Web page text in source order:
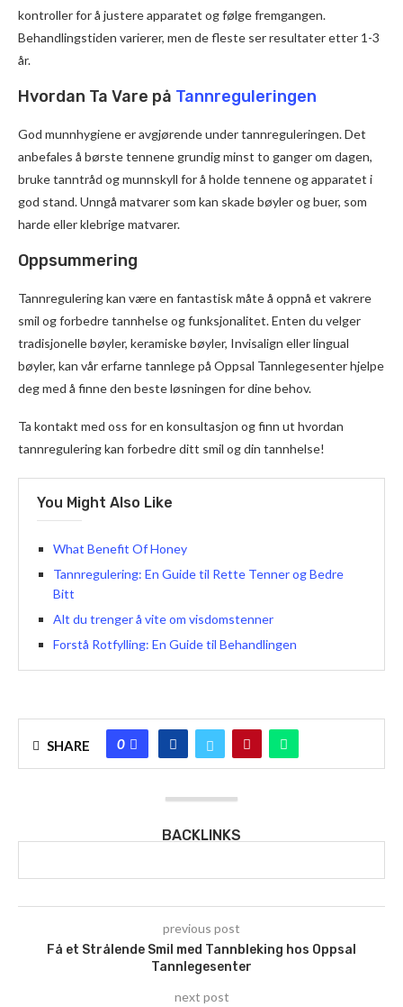
kontroller for å justere apparatet og følge fremgangen.
Behandlingstiden varierer, men de fleste ser resultater etter 1-3
år.
Hvordan Ta Vare på Tannreguleringen
God munnhygiene er avgjørende under tannreguleringen. Det
anbefales å børste tennene grundig minst to ganger om dagen,
bruke tanntråd og munnskyll for å holde tennene og apparatet i
god stand. Unngå matvarer som kan skade bøyler og buer, som
harde eller klebrige matvarer.
Oppsummering
Tannregulering kan være en fantastisk måte å oppnå et vakrere
smil og forbedre tannhelse og funksjonalitet. Enten du velger
tradisjonelle bøyler, keramiske bøyler, Invisalign eller lingual
bøyler, kan vår erfarne tannlege på Oppsal Tannlegesenter hjelpe
deg med å finne den beste løsningen for dine behov.
Ta kontakt med oss for en konsultasjon og finn ut hvordan
tannregulering kan forbedre ditt smil og din tannhelse!
You Might Also Like
What Benefit Of Honey
Tannregulering: En Guide til Rette Tenner og Bedre
Bitt
Alt du trenger å vite om visdomstenner
Forstå Rotfylling: En Guide til Behandlingen
SHARE 0
BACKLINKS
previous post
Få et Strålende Smil med Tannbleking hos Oppsal
Tannlegesenter
next post